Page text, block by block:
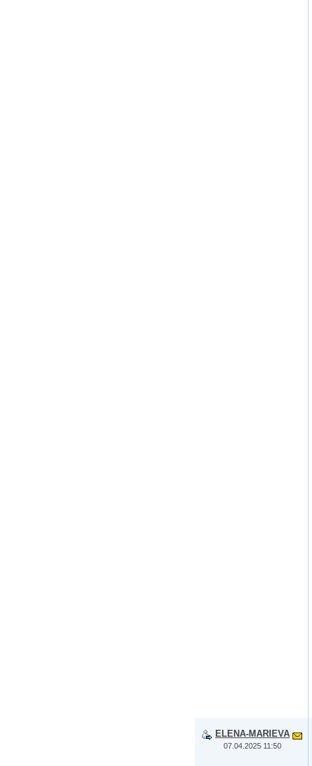
ELENA-MARIEVA
07.04.2025 11:50